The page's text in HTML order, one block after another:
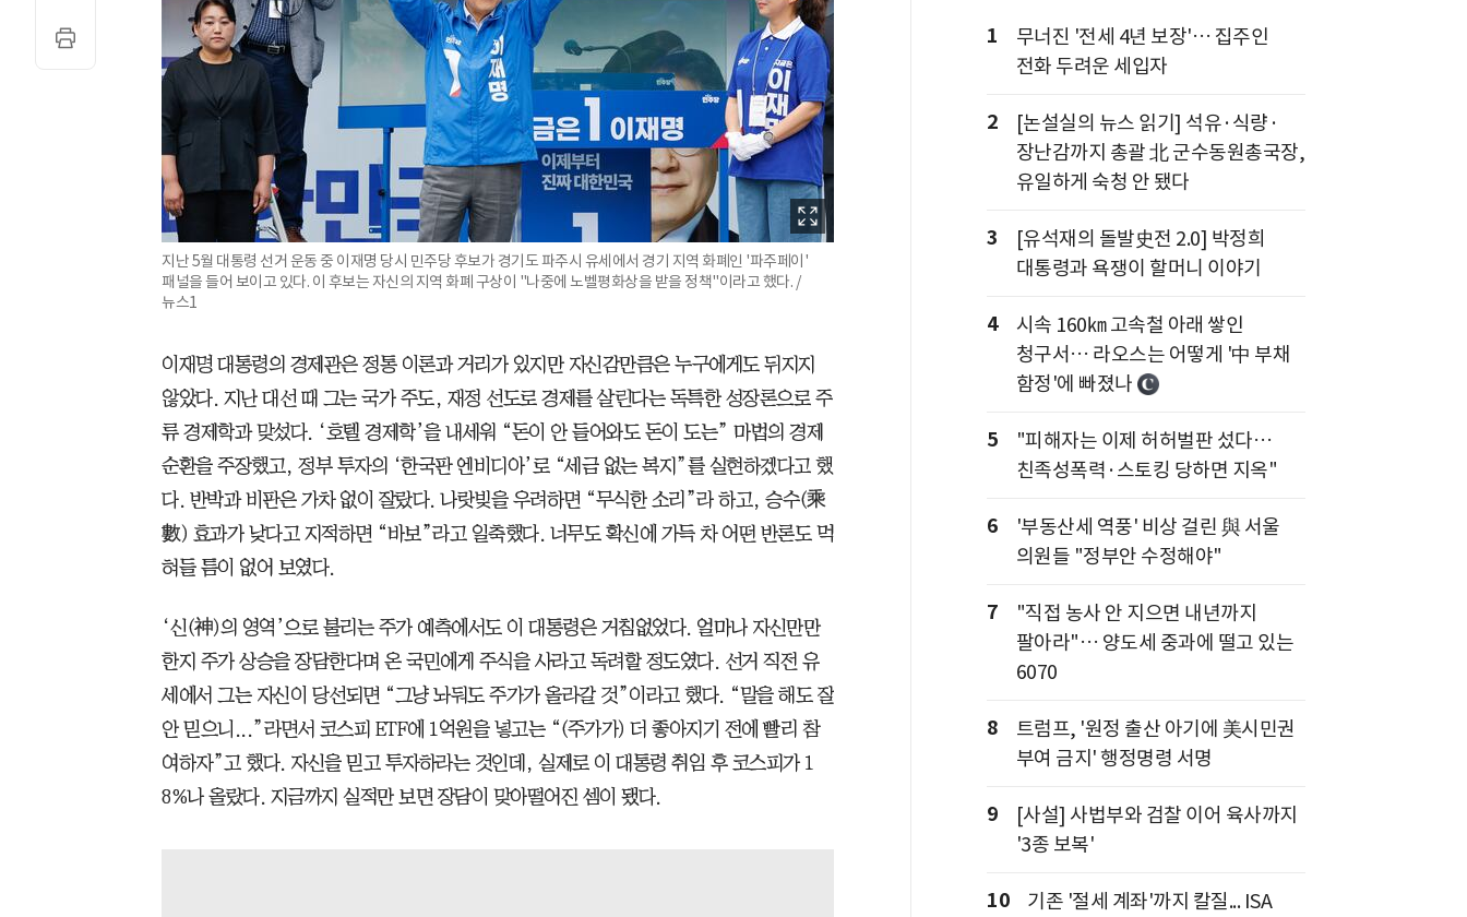
지난 5월 대통령 선거 운동 중 이재명 당시 민주당 후보가 경기도 파주시 유세에서 경기 지역 화폐인 '파주페이'
패널을 들어 보이고 있다. 이 후보는 자신의 지역 화폐 구상이 "나중에 노벨평화상을 받을 정책"이라고 했다. /
뉴스1
이재명 대통령의 경제관은 정통 이론과 거리가 있지만 자신감만큼은 누구에게도 뒤지지
않았다. 지난 대선 때 그는 국가 주도, 재정 선도로 경제를 살린다는 독특한 성장론으로 주
류 경제학과 맞섰다. ‘호텔 경제학’을 내세워 “돈이 안 들어와도 돈이 도는” 마법의 경제
순환을 주장했고, 정부 투자의 ‘한국판 엔비디아’로 “세금 없는 복지”를 실현하겠다고 했
다. 반박과 비판은 가차 없이 잘랐다. 나랏빚을 우려하면 “무식한 소리”라 하고, 승수(乘
數) 효과가 낮다고 지적하면 “바보”라고 일축했다. 너무도 확신에 가득 차 어떤 반론도 먹
혀들 틈이 없어 보였다.
‘신(神)의 영역’으로 불리는 주가 예측에서도 이 대통령은 거침없었다. 얼마나 자신만만
한지 주가 상승을 장담한다며 온 국민에게 주식을 사라고 독려할 정도였다. 선거 직전 유
세에서 그는 자신이 당선되면 “그냥 놔둬도 주가가 올라갈 것”이라고 했다. “말을 해도 잘
안 믿으니...”라면서 코스피 ETF에 1억원을 넣고는 “(주가가) 더 좋아지기 전에 빨리 참
여하자”고 했다. 자신을 믿고 투자하라는 것인데, 실제로 이 대통령 취임 후 코스피가 1
8%나 올랐다. 지금까지 실적만 보면 장담이 맞아떨어진 셈이 됐다.
1
무너진 '전세 4년 보장'… 집주인
전화 두려운 세입자
2
[논설실의 뉴스 읽기] 석유·식량·
장난감까지 총괄 北 군수동원총국장,
유일하게 숙청 안 됐다
3
[유석재의 돌발史전 2.0] 박정희
대통령과 욕쟁이 할머니 이야기
4
시속 160㎞ 고속철 아래 쌓인
청구서… 라오스는 어떻게 '中 부채
함정'에 빠졌나
5
"피해자는 이제 허허벌판 섰다…
친족성폭력·스토킹 당하면 지옥"
6
'부동산세 역풍' 비상 걸린 與 서울
의원들 "정부안 수정해야"
7
"직접 농사 안 지으면 내년까지
팔아라"… 양도세 중과에 떨고 있는
6070
8
트럼프, '원정 출산 아기에 美시민권
부여 금지' 행정명령 서명
9
[사설] 사법부와 검찰 이어 육사까지
'3종 보복'
10
기존 '절세 계좌'까지 칼질... ISA